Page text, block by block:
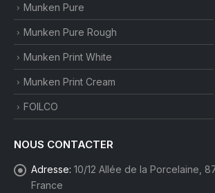
Munken Pure
Munken Pure Rough
Munken Print White
Munken Print Cream
FOILCO
NOUS CONTACTER
Adresse: 10/12 Allée de la Porcelaine,
France